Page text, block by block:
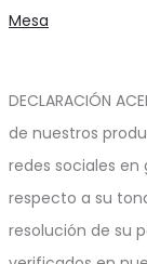
Mesa
DECLARACIÓN
de nuestros
redes sociales
respecto a su
resolución de su